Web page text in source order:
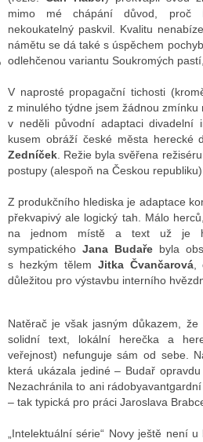
DISKUTÉRA NA RADIOTV
STARŠÍCH DISKUZÍ
mimo mé chápání důvod, proč
nekoukatelný paskvil. Kvalitu
námětu se dá také s úspěchem
odlehčenou variantu Soukromých
V naprosté propagační tichosti
z minulého týdne jsem žádnou zmínku
v neděli původní adaptaci divadelní
kusem obráží české města herecké
Zedníček . Režie byla svěřena
postupy (alespoň na Českou republiku)
Z produkčního hlediska je adaptace
překvapivý ale logický tah. Málo
na jednom místě a text už je
sympatického Jana Budaře byla
s hezkým tělem Jitka Čvančarová,
důležitou pro výstavbu interního
Natěrač je však jasným důkazem, že
solidní text, lokální herečka a
veřejnost) nefunguje sám od sebe.
která ukázala jediné – Budař
Nezachránila to ani
– tak typická pro práci Jaroslava
„Intelektuální série“ Novy ještě není